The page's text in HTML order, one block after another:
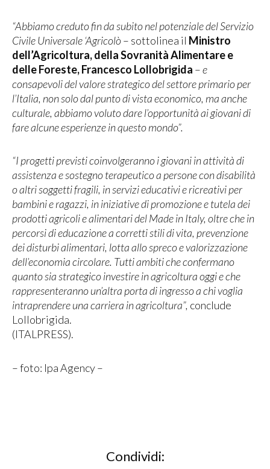
“Abbiamo creduto fin da subito nel potenziale del Servizio
Civile Universale ‘Agricolò– sottolinea il Ministro
dell’Agricoltura, della Sovranità Alimentare e
delle Foreste, Francesco Lollobrigida –e
consapevoli del valore strategico del settore primario per
l’Italia, non solo dal punto di vista economico, ma anche
culturale, abbiamo voluto dare l’opportunità ai giovani di
fare alcune esperienze in questo mondo”.
“I progetti previsti coinvolgeranno i giovani in attività di
assistenza e sostegno terapeutico a persone con disabilità
o altri soggetti fragili, in servizi educativi e ricreativi per
bambini e ragazzi, in iniziative di promozione e tutela dei
prodotti agricoli e alimentari del Made in Italy, oltre che in
percorsi di educazione a corretti stili di vita, prevenzione
dei disturbi alimentari, lotta allo spreco e valorizzazione
dell’economia circolare. Tutti ambiti che confermano
quanto sia strategico investire in agricoltura oggi e che
rappresenteranno un’altra porta di ingresso a chi voglia
intraprendere una carriera in agricoltura”, conclude
Lollobrigida.
(ITALPRESS).
– foto: Ipa Agency –
Condividi: